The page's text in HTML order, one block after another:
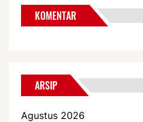
KOMENTAR
ARSIP
Agustus 2026